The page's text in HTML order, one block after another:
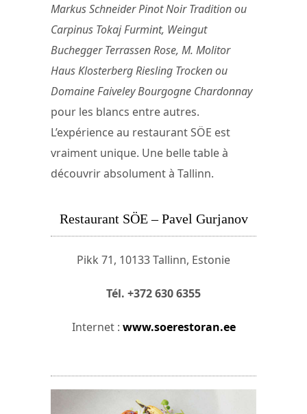
Markus Schneider Pinot Noir Tradition ou
Carpinus Tokaj Furmint, Weingut
Buchegger Terrassen Rose, M. Molitor
Haus Klosterberg Riesling Trocken ou
Domaine Faiveley Bourgogne Chardonnay
pour les blancs entre autres.
L’expérience au restaurant SÖE est
vraiment unique. Une belle table à
découvrir absolument à Tallinn.
Restaurant SÖE – Pavel Gurjanov
Pikk 71, 10133 Tallinn, Estonie
Tél. +372 630 6355
Internet : www.soerestoran.ee